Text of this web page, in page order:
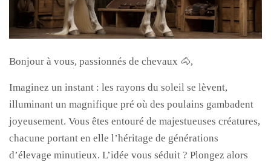
Bonjour à vous, passionnés de chevaux 🐴,
Imaginez un instant : les rayons du soleil se lèvent,
illuminant un magnifique pré où des poulains gambadent
joyeusement. Vous êtes entouré de majestueuses créatures,
chacune portant en elle l’héritage de générations
d’élevage minutieux. L’idée vous séduit ? Plongez alors